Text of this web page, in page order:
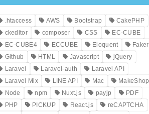
.htaccess AWS Bootstrap
CakePHP
ckeditor
composer CSS
EC-CUBE
EC-CUBE4
ECCUBE Eloquent
Faker
Github
HTML Javascript
jQuery
Laravel
Laravel-auth
Laravel API
Laravel Mix
LINE API Mac
MakeShop
Node
npm Nuxt.js payjp
PDF
PHP
PICKUP React.js
reCAPTCHA